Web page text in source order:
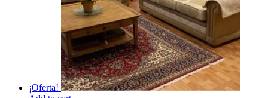
¡Oferta!